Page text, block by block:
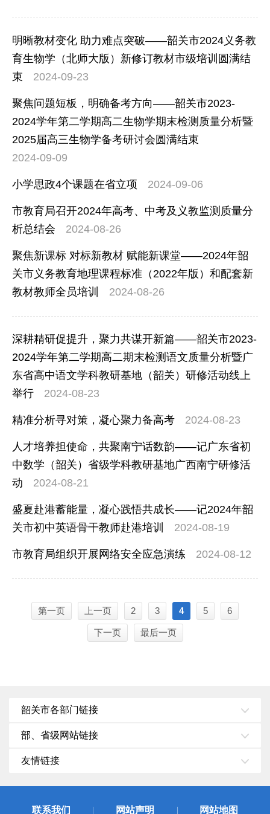
明晰教材变化 助力难点突破——韶关市2024义务教
育生物学（北师大版）新修订教材市级培训圆满结
束
2024-09-23
聚焦问题短板，明确备考方向——韶关市2023-
2024学年第二学期高二生物学期末检测质量分析暨
2025届高三生物学备考研讨会圆满结束
2024-09-09
小学思政4个课题在省立项 2024-09-06
市教育局召开2024年高考、中考及义教监测质量分
析总结会
2024-08-26
聚焦新课标 对标新教材 赋能新课堂——2024年韶
关市义务教育地理课程标准（2022年版）和配套新
教材教师全员培训
2024-08-26
深耕精研促提升，聚力共谋开新篇——韶关市2023-
2024学年第二学期高二期末检测语文质量分析暨广
东省高中语文学科教研基地（韶关）研修活动线上
举行
2024-08-23
精准分析寻对策，凝心聚力备高考 2024-08-23
人才培养担使命，共聚南宁话数韵——记广东省初
中数学（韶关）省级学科教研基地广西南宁研修活
动
2024-08-21
盛夏赴港蓄能量，凝心践悟共成长——记2024年韶
关市初中英语骨干教师赴港培训
2024-08-19
市教育局组织开展网络安全应急演练 2024-08-12
第一页 上一页 2 3 4 5 6
下一页 最后一页
韶关市各部门链接
部、省级网站链接
友情链接
联系我们 网站声明 网站地图